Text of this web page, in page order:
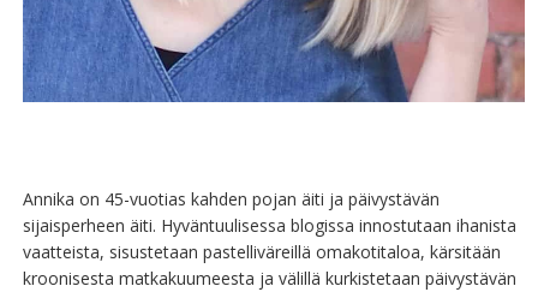
Annika on 45-vuotias kahden pojan äiti ja päivystävän
sijaisperheen äiti. Hyväntuulisessa blogissa innostutaan ihanista
vaatteista, sisustetaan pastelliväreillä omakotitaloa, kärsitään
kroonisesta matkakuumeesta ja välillä kurkistetaan päivystävän